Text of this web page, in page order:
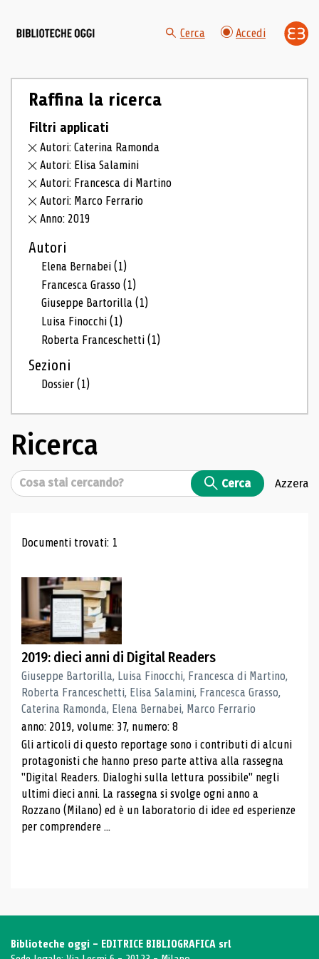
Cerca Accedi
Raffina la ricerca
Filtri applicati
Autori: Caterina Ramonda
Autori: Elisa Salamini
Autori: Francesca di Martino
Autori: Marco Ferrario
Anno: 2019
Autori
Elena Bernabei(1)
Francesca Grasso(1)
Giuseppe Bartorilla(1)
Luisa Finocchi(1)
Roberta Franceschetti(1)
Sezioni
Dossier(1)
Ricerca
Cerca Cerca Azzera
Risultati di ricerca
Documenti trovati: 1
2019: dieci anni di Digital Readers
Giuseppe Bartorilla, Luisa Finocchi, Francesca di Martino,
Roberta Franceschetti, Elisa Salamini, Francesca Grasso,
Caterina Ramonda, Elena Bernabei, Marco Ferrario
anno: 2019, volume: 37, numero: 8
Gli articoli di questo reportage sono i contributi di alcuni
protagonisti che hanno preso parte attiva alla rassegna
"Digital Readers. Dialoghi sulla lettura possibile" negli
ultimi dieci anni. La rassegna si svolge ogni anno a
Rozzano (Milano) ed è un laboratorio di idee ed esperienze
per comprendere ...
Biblioteche oggi - EDITRICE BIBLIOGRAFICA srl